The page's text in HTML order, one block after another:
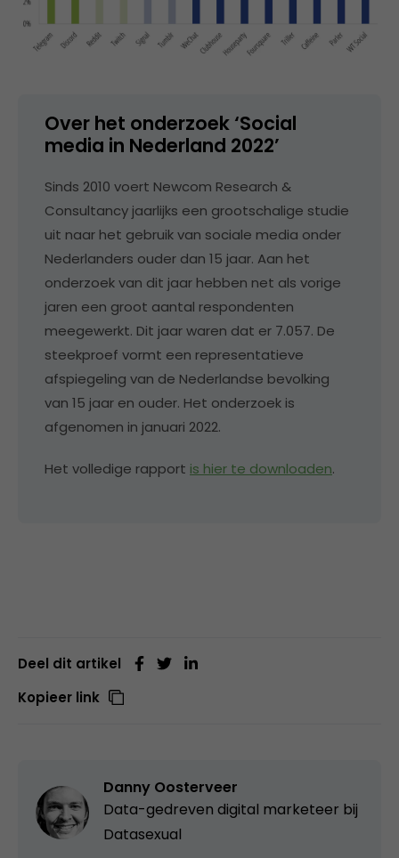
Over het onderzoek ‘Social
media in Nederland 2022’
Sinds 2010 voert Newcom Research &
Consultancy jaarlijks een grootschalige studie
uit naar het gebruik van sociale media onder
Nederlanders ouder dan 15 jaar. Aan het
onderzoek van dit jaar hebben net als vorige
jaren een groot aantal respondenten
meegewerkt. Dit jaar waren dat er 7.057. De
steekproef vormt een representatieve
afspiegeling van de Nederlandse bevolking
van 15 jaar en ouder. Het onderzoek is
afgenomen in januari 2022.
Het volledige rapport is hier te downloaden.
Deel dit artikel
Kopieer link
Danny Oosterveer
Data-gedreven digital marketeer bij
Datasexual